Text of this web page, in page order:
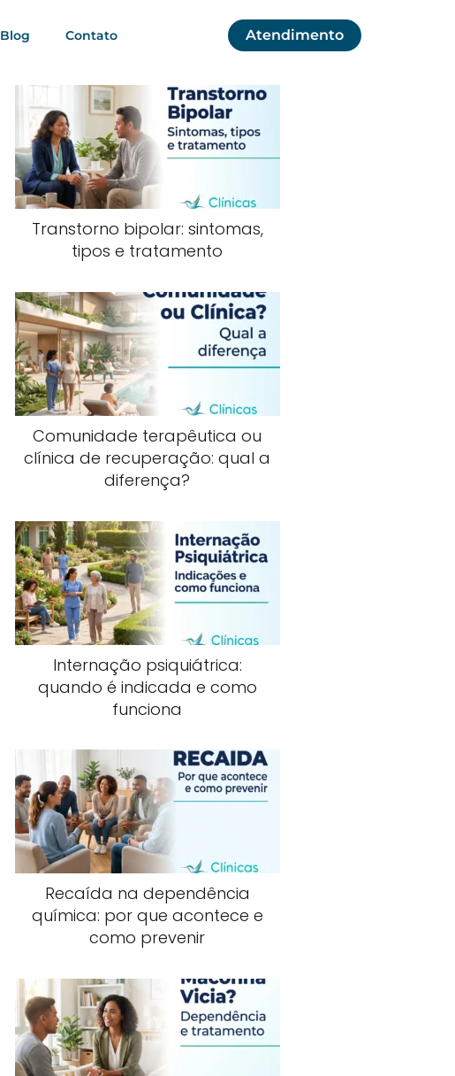
Blog Contato Atendimento
Transtorno bipolar: sintomas,
tipos e tratamento
Comunidade terapêutica ou
clínica de recuperação: qual a
diferença?
Internação psiquiátrica:
quando é indicada e como
funciona
Recaída na dependência
química: por que acontece e
como prevenir